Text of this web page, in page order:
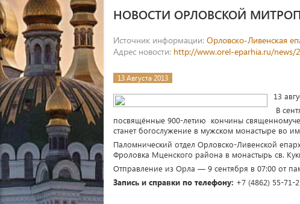
НОВОСТИ ОРЛОВСКОЙ
Источник информации: Орловско-Ливенская
Адрес новости: http://www.orel-eparhia.ru/news/
13 Августа 2013
13
В
посвящённые 900-летию кончины
станет богослужение в мужском монастыре во
Паломнический отдел Орловско-Ливенской
Фроловка Мценского района в монастырь св.
Отправление из Орла — 9 сентября в 07:00 от
Запись и справки по телефону: +7 (4862) 55-71-